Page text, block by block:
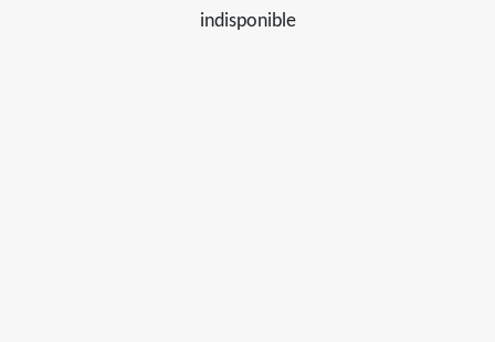
indisponible